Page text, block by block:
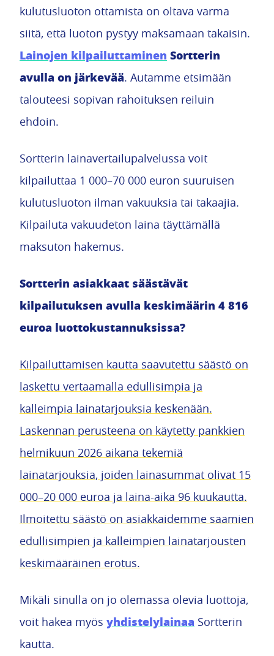
kulutusluoton ottamista on oltava varma
siitä, että luoton pystyy maksamaan takaisin.
Lainojen kilpailuttaminen Sortterin
avulla on järkevää. Autamme etsimään
talouteesi sopivan rahoituksen reiluin
ehdoin.
Sortterin lainavertailupalvelussa voit
kilpailuttaa 1 000–70 000 euron suuruisen
kulutusluoton ilman vakuuksia tai takaajia.
Kilpailuta vakuudeton laina täyttämällä
maksuton hakemus.
Sortterin asiakkaat säästävät
kilpailutuksen avulla keskimäärin 4 816
euroa luottokustannuksissa?
Kilpailuttamisen kautta saavutettu säästö on
laskettu vertaamalla edullisimpia ja
kalleimpia lainatarjouksia keskenään.
Laskennan perusteena on käytetty pankkien
helmikuun 2026 aikana tekemiä
lainatarjouksia, joiden lainasummat olivat 15
000–20 000 euroa ja laina-aika 96 kuukautta.
Ilmoitettu säästö on asiakkaidemme saamien
edullisimpien ja kalleimpien lainatarjousten
keskimääräinen erotus.
Mikäli sinulla on jo olemassa olevia luottoja,
voit hakea myös yhdistelylainaa Sortterin
kautta.